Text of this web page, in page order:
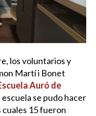
los voluntarios y
Martí i Bonet
Auró de
se pudo hacer
cuales 15 fueron